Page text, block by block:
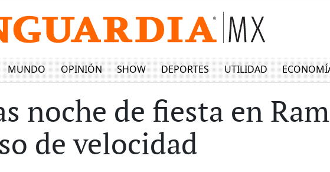
MUNDO OPINIÓN SHOW DEPORTES UTILIDAD
noche de fiesta en
de velocidad